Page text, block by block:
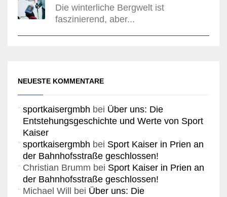
Die winterliche Bergwelt ist
faszinierend, aber...
NEUESTE KOMMENTARE
sportkaisergmbh bei Über uns: Die
Entstehungsgeschichte und Werte von Sport
Kaiser
sportkaisergmbh bei Sport Kaiser in Prien an
der Bahnhofsstraße geschlossen!
Christian Brumm bei Sport Kaiser in Prien an
der Bahnhofsstraße geschlossen!
Michael Will
bei Über uns: Die